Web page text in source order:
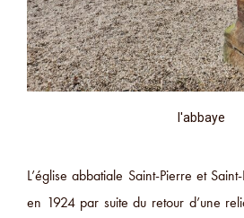
l'abbaye
L’église abbatiale Saint-Pierre et
en 1924 par suite du retour d’une